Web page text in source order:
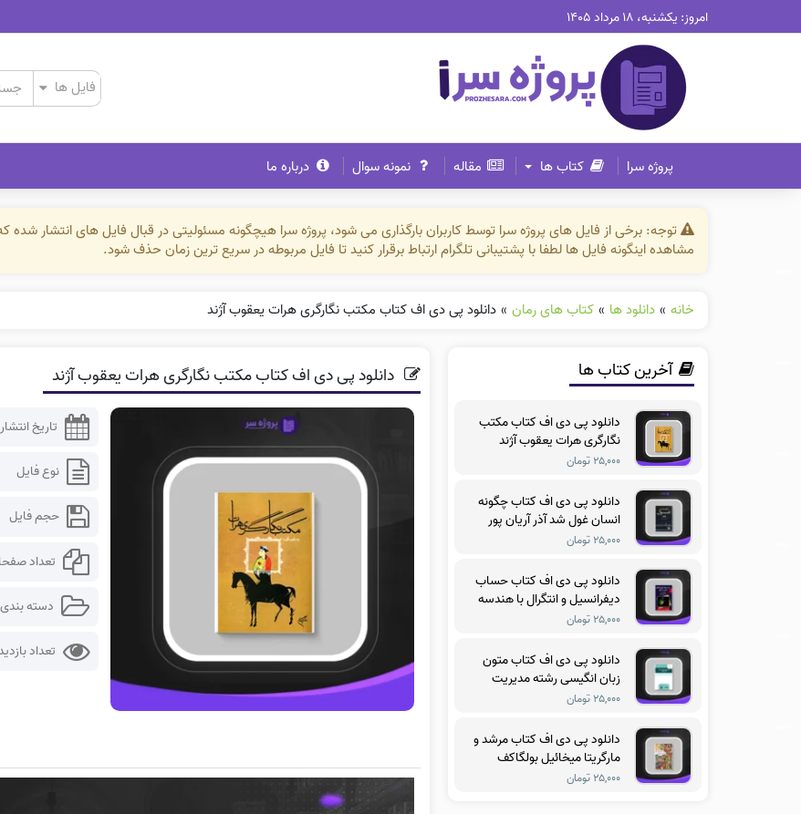
امروز: یکشنبه، ۱۸ مرداد ۱۴۰۵
پروژه سرا کتاب ها مقاله نمونه سوال درباره ما
توجه: برخی از فایل های پروژه سرا توسط کاربران بارگذاری می شود، پروژه سرا هیچگونه مسئولیتی در قبال فایل های انتشار
مشاهده اینگونه فایل ها لطفا با پشتیبانی تلگرام ارتباط برقرار کنید تا فایل مربوطه در سریع ترین زمان حذف شود.
خانه » دانلود ها » کتاب های رمان » دانلود پی دی اف کتاب مکتب نگارگری هرات یعقوب آژند
دانلود پی دی اف کتاب مکتب نگارگری هرات یعقوب آژند
تاریخ انتشار
نوع فایل
حجم فایل
تعداد
دسته بندی
تعداد
آخرین کتاب ها
دانلود پی دی اف کتاب مکتب
نگارگری هرات یعقوب آژند
۲۵,۰۰۰ تومان
دانلود پی دی اف کتاب چگونه
انسان غول شد آذر آریان پور
۲۵,۰۰۰ تومان
دانلود پی دی اف کتاب حساب
دیفرانسیل و انتگرال با هندسه
تحلیلی جلد سوم ریچارد
۲۵,۰۰۰ تومان
دانلود پی دی اف کتاب متون
زبان انگیسی رشته مدیریت
آموزشی فریدون یزدانی
۲۵,۰۰۰ تومان
دانلود پی دی اف کتاب مرشد و
مارگریتا میخائیل بولگاکف
۲۵,۰۰۰ تومان